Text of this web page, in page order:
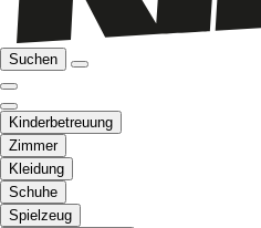
Suchen
Kinderbetreuung
Zimmer
Kleidung
Schuhe
Spielzeug